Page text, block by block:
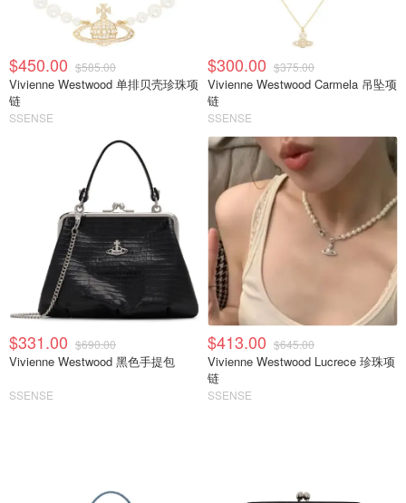
$450.00 $585.00
Vivienne Westwood 单排贝壳珍珠项
链
SSENSE
$300.00 $375.00
Vivienne Westwood Carmela 吊坠项
链
SSENSE
$331.00 $690.00
Vivienne Westwood 黑色手提包
SSENSE
$413.00 $645.00
Vivienne Westwood Lucrece 珍珠项
链
SSENSE